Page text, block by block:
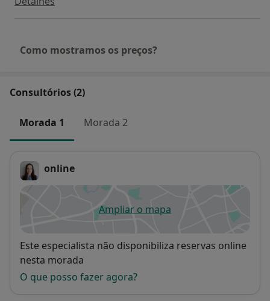
Como mostramos os preços?
Consultórios (2)
Morada 1 Morada 2
online
Ampliar o mapaabre num novo separador
Disponibilidade
Este especialista não disponibiliza reservas online
nesta morada
O que posso fazer agora?